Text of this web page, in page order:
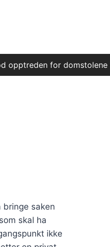
opptreden for domstolene
saken
skal ha
ikke